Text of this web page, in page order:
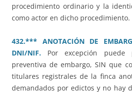
procedimiento ordinario y la
como actor en dicho procedimiento.
432.*** ANOTACIÓN DE
DNI/NIF. Por excepción puede
preventiva de embargo, SIN que
titulares registrales de la finca
demandados por edictos y no hay